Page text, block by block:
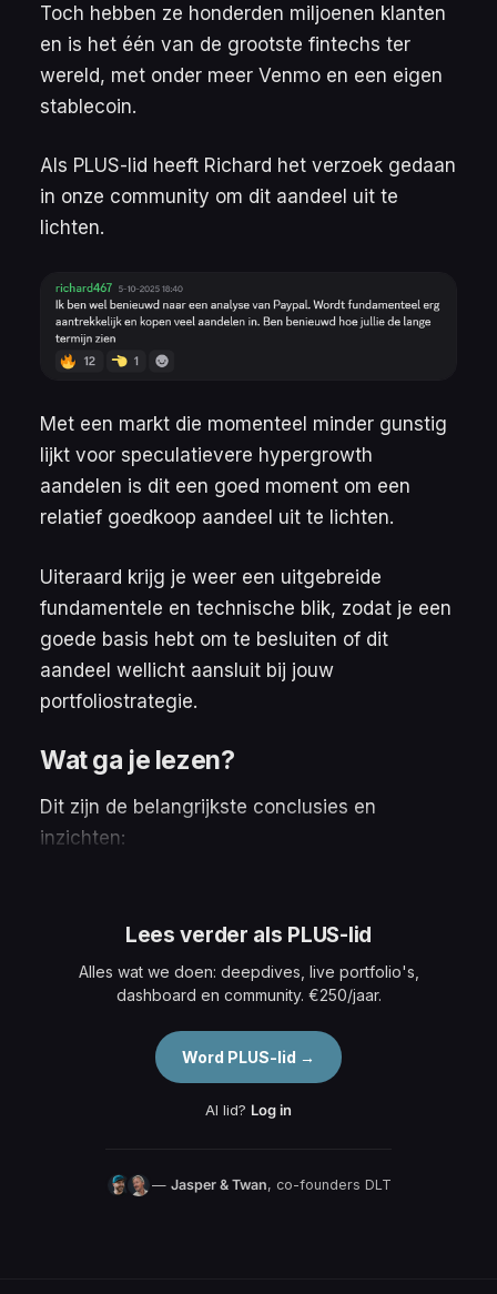
Toch hebben ze honderden miljoenen klanten
en is het één van de grootste fintechs ter
wereld, met onder meer Venmo en een eigen
stablecoin.
Als PLUS-lid heeft Richard het verzoek gedaan
in onze community om dit aandeel uit te
lichten.
Met een markt die momenteel minder gunstig
lijkt voor speculatievere hypergrowth
aandelen is dit een goed moment om een
relatief goedkoop aandeel uit te lichten.
Uiteraard krijg je weer een uitgebreide
fundamentele en technische blik, zodat je een
goede basis hebt om te besluiten of dit
aandeel wellicht aansluit bij jouw
portfoliostrategie.
Wat ga je lezen?
Dit zijn de belangrijkste conclusies en
inzichten:
Lees verder als PLUS-lid
Alles wat we doen: deepdives, live portfolio's,
dashboard en community. €250/jaar.
Word PLUS-lid →
Al lid? Log in
— Jasper & Twan, co-founders DLT